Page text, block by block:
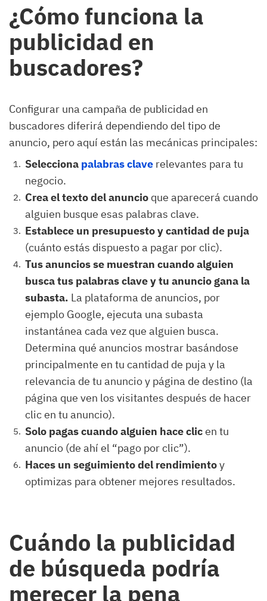
¿Cómo funciona la
publicidad en
buscadores?
Configurar una campaña de publicidad en
buscadores diferirá dependiendo del tipo de
anuncio, pero aquí están las mecánicas principales:
Selecciona palabras clave relevantes para tu
negocio.
Crea el texto del anuncio que aparecerá cuando
alguien busque esas palabras clave.
Establece un presupuestoy cantidad de puja
(cuánto estás dispuesto a pagar por clic).
Tus anuncios se muestran cuando alguien
busca tus palabras clave y tu anuncio gana la
subasta. La plataforma de anuncios, por
ejemplo Google, ejecuta una subasta
instantánea cada vez que alguien busca.
Determina qué anuncios mostrar basándose
principalmente en tu cantidad de puja y la
relevancia de tu anuncio y página de destino (la
página que ven los visitantes después de hacer
clic en tu anuncio).
Solo pagas cuando alguien hace clicen tu
anuncio (de ahí el “pago por clic”).
Haces un seguimiento del rendimientoy
optimizas para obtener mejores resultados.
Cuándo la publicidad
de búsqueda podría
merecer la pena